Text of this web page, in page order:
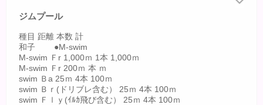
ジムプール
種目 距離 本数 計
和子 ●M-swim
M-swim Ｆr 1,000ｍ 1本 1,000ｍ
M-swim Ｆr 200ｍ 本 ｍ
swim Ｂa 25ｍ 4本 100ｍ
swim Ｂｒ(ドリブレ含む） 25ｍ 4本 100ｍ
swim Ｆｌｙ(ｲﾙｶ飛び含む） 25ｍ 4本 100ｍ